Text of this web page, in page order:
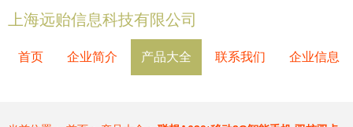
上海远贻信息科技有限公司
首页 企业简介 产品大全 联系我们 企业信息